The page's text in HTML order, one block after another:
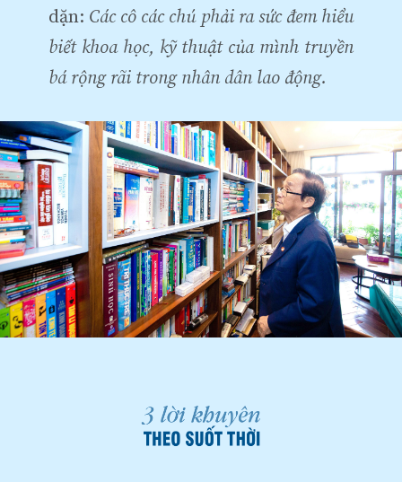
dặn: Các cô các chú phải ra sức đem hiểu
biết khoa học, kỹ thuật của mình truyền
bá rộng rãi trong nhân dân lao động.